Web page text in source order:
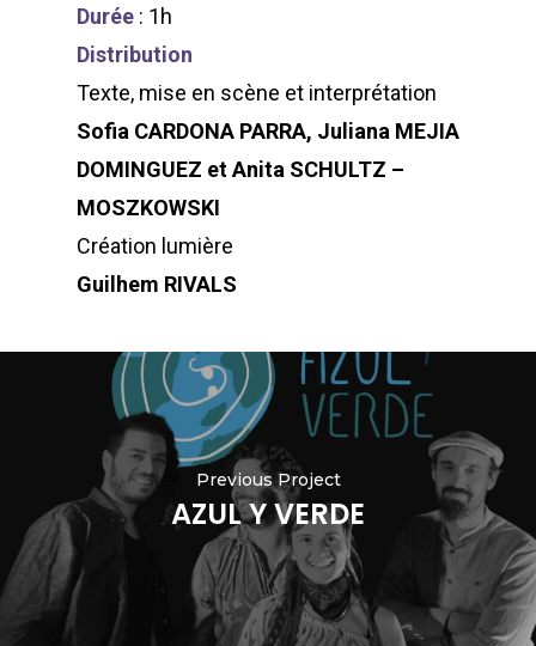
Durée : 1h
Distribution
Texte, mise en scène et interprétation
Sofia CARDONA PARRA, Juliana MEJIA
DOMINGUEZ et Anita SCHULTZ –
MOSZKOWSKI
Création lumière
Guilhem RIVALS
Previous Project
AZUL Y VERDE